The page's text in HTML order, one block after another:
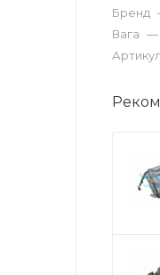
Бренд
Вага —
Артикул